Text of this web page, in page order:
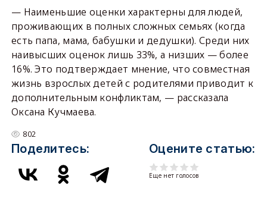
— Наименьшие оценки характерны для людей,
проживающих в полных сложных семьях (когда
есть папа, мама, бабушки и дедушки). Среди них
наивысших оценок лишь 33%, а низших — более
16%. Это подтверждает мнение, что совместная
жизнь взрослых детей с родителями приводит к
дополнительным конфликтам, — рассказала
Оксана Кучмаева.
802
Поделитесь: Оцените статью:
Еще нет голосов